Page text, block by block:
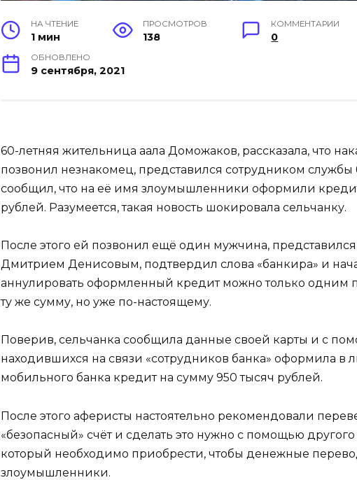
НА ЧТЕНИЕ
1 мин
ПРОСМОТРОВ
138
КОММЕНТАРИИ
0
ОБНОВЛЕНО
9 сентября, 2021
60-летняя жительница аала Доможаков, рассказала, что
позвонил незнакомец, представился сотрудником службы
сообщил, что на её имя злоумышленники оформили
рублей. Разумеется, такая новость шокировала сельчанку.
После этого ей позвонил ещё один мужчина,
Дмитрием Денисовым, подтвердил слова «банкира» и
аннулировать оформленный кредит можно только одним
ту же сумму, но уже по-настоящему.
Поверив, сельчанка сообщила данные своей карты и с
находившихся на связи «сотрудников банка» оформила в
мобильного банка кредит на сумму 950 тысяч рублей.
После этого аферисты настоятельно рекомендовали
«безопасный» счёт и сделать это нужно с помощью другого
который необходимо приобрести, чтобы денежные
злоумышленники.